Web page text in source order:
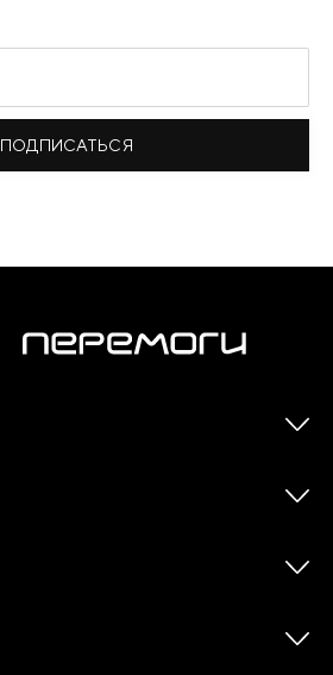
ПОДПИСАТЬСЯ